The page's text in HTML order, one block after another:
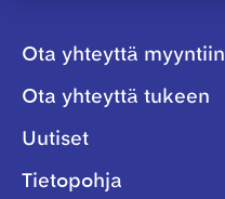
Ota yhteyttä myyntiin
Ota yhteyttä tukeen
Uutiset
Tietopohja